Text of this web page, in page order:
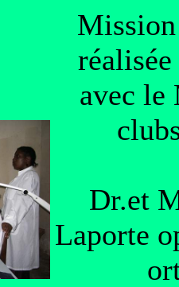
avec le
Dr.et
Laporte